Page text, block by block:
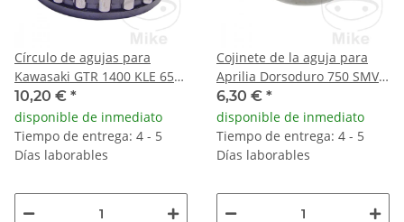
Círculo de agujas para
Kawasaki GTR 1400 KLE 650
Z 750
10,20 € *
disponible de inmediato
Tiempo de entrega: 4 - 5
Días laborables
Cojinete de la aguja para
Aprilia Dorsoduro 750 SMV
Gilera Fuoco 500
6,30 € *
disponible de inmediato
Tiempo de entrega: 4 - 5
Días laborables